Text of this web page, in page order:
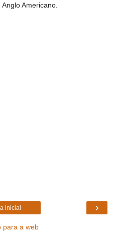
Americano.
›
inicial
para a web